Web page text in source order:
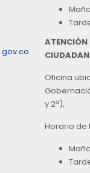
ATENCIÓN
Oficina
y 2ª),
Horario de